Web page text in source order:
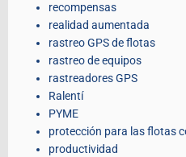
recompensas
realidad aumentada
rastreo GPS de flotas
rastreo de equipos
rastreadores GPS
Ralentí
PYME
protección para las flotas
productividad